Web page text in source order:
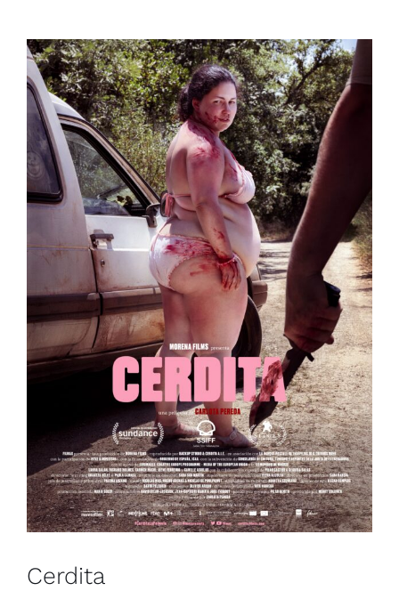
Cerdita
España Muestra de Cine Español 2025
Cerdita